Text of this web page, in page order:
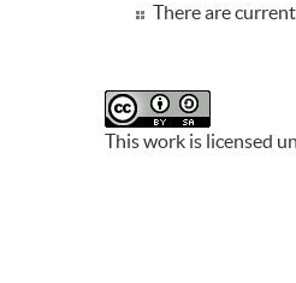
There are
This work is licensed